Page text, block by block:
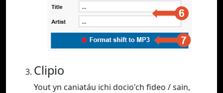
Clipio
Yout yn caniatáu ichi docio'ch fideo / sain,